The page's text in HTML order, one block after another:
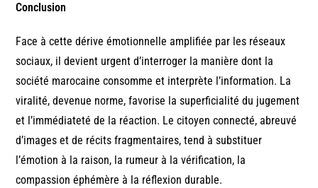
Conclusion
Face à cette dérive émotionnelle amplifiée par les réseaux
sociaux, il devient urgent d’interroger la manière dont la
société marocaine consomme et interprète l’information. La
viralité, devenue norme, favorise la superficialité du jugement
et l’immédiateté de la réaction. Le citoyen connecté, abreuvé
d’images et de récits fragmentaires, tend à substituer
l’émotion à la raison, la rumeur à la vérification, la
compassion éphémère à la réflexion durable.